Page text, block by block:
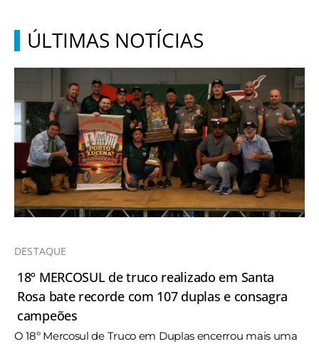
ÚLTIMAS NOTÍCIAS
DESTAQUE
18º MERCOSUL de truco realizado em Santa
Rosa bate recorde com 107 duplas e consagra
campeões
O 18º Mercosul de Truco em Duplas encerrou mais uma